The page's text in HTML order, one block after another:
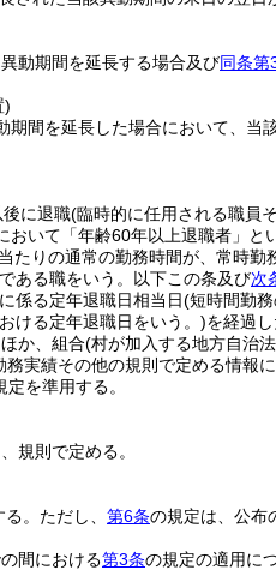
動期間を延長する場合及び同条第
)
期間を延長した場合において、当
に退職(臨時的に任用される職員
おいて「年齢60年以上退職者」と
たりの通常の勤務時間が、常時
ある職をいう。以下この条及び次
係る定年退職日相当日(短時間勤
ける定年退職日をいう。)を経過
か、組合(村が加入する地方自治法
実績その他の規則で定める情報
定を準用する。
規則で定める。
。 ただし、 第6条の規定は、公布
間における第3条の規定の適用に